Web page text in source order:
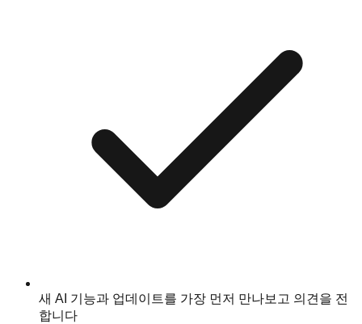
새 AI 기능과 업데이트를 가장 먼저 만나보고 의견을 전
합니다